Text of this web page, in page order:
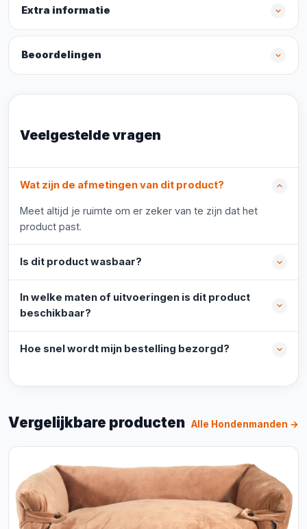
Extra informatie
Beoordelingen
Veelgestelde vragen
Wat zijn de afmetingen van dit product?
Meet altijd je ruimte om er zeker van te zijn dat het
product past.
Is dit product wasbaar?
In welke maten of uitvoeringen is dit product
beschikbaar?
Hoe snel wordt mijn bestelling bezorgd?
Vergelijkbare producten Alle Hondenmanden →